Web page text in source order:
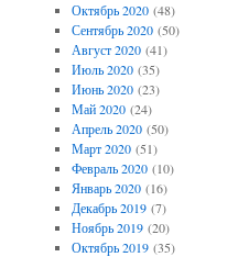
Октябрь 2020(48)
Сентябрь 2020(50)
Август 2020(41)
Июль 2020(35)
Июнь 2020(23)
Май 2020(24)
Апрель 2020(50)
Март 2020(51)
Февраль 2020(10)
Январь 2020(16)
Декабрь 2019(7)
Ноябрь 2019(20)
Октябрь 2019(35)